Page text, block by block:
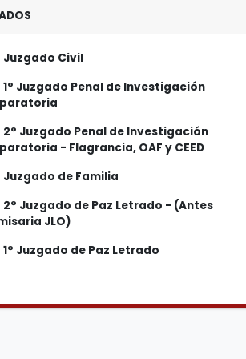
Juzgado Civil
1° Juzgado Penal de Investigación
2° Juzgado Penal de Investigación
- Flagrancia, OAF y CEED
Juzgado de Familia
2° Juzgado de Paz Letrado - (Antes
JLO)
1° Juzgado de Paz Letrado